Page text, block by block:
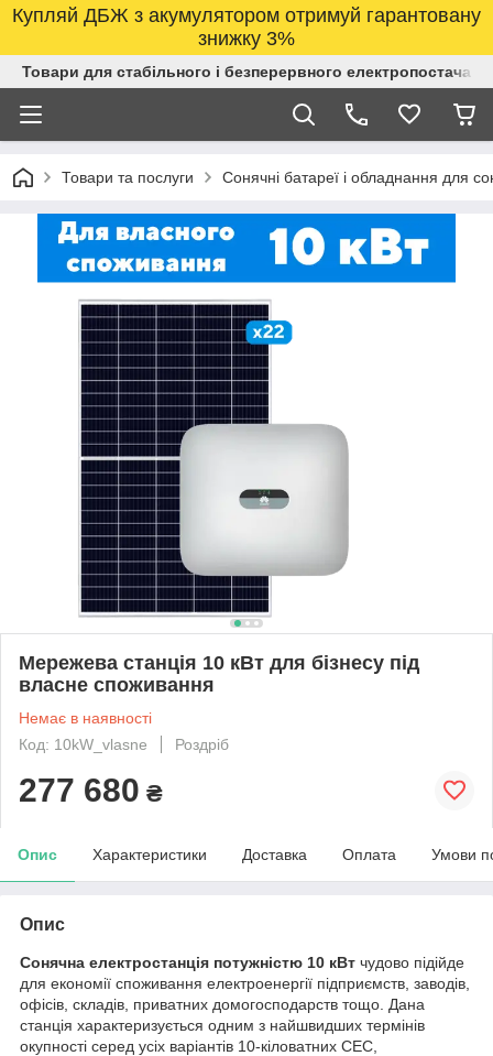
Купляй ДБЖ з акумулятором отримуй гарантовану
знижку 3%
Товари для стабільного і безперервного
Товари та послуги Сонячні батареї і обладнання для
Мережева станція 10 кВт для бізнесу під
власне споживання
Немає в наявності
Код: 10kW_vlasne
Роздріб
277 680 ₴
Опис Характеристики Доставка Оплата Умови
Опис
Сонячна електростанція потужністю 10 кВт чудово підійде
для економії споживання електроенергії підприємств, заводів,
офісів, складів, приватних домогосподарств тощо. Дана
станція характеризується одним з найшвидших термінів
окупності серед усіх варіантів 10-кіловатних СЕС,